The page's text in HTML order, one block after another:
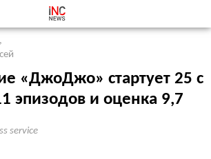
,
«ДжоДжо» стартует 25 с
эпизодов и оценка 9,7
service